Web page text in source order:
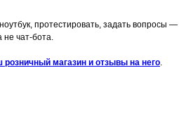
протестировать, задать вопросы —
не чат-бота.
магазин и отзывы на него.